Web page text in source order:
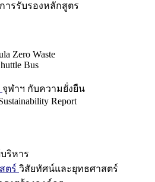
การรับรองหลักสูตร
Zero Waste
Bus
จุฬาฯ กับความยั่งยืน
Report
ริหาร
ตร์ วิสัยทัศน์และยุทธศาสตร์